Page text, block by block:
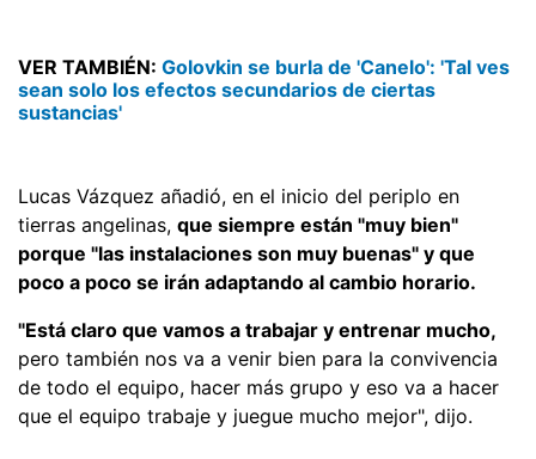
VER TAMBIÉN: Golovkin se burla de 'Canelo': 'Tal ves
sean solo los efectos secundarios de ciertas
sustancias'
Lucas Vázquez añadió, en el inicio del periplo en
tierras angelinas, que siempre están "muy bien"
porque "las instalaciones son muy buenas" y que
poco a poco se irán adaptando al cambio horario.
"Está claro que vamos a trabajar y entrenar mucho,
pero también nos va a venir bien para la convivencia
de todo el equipo, hacer más grupo y eso va a hacer
que el equipo trabaje y juegue mucho mejor", dijo.